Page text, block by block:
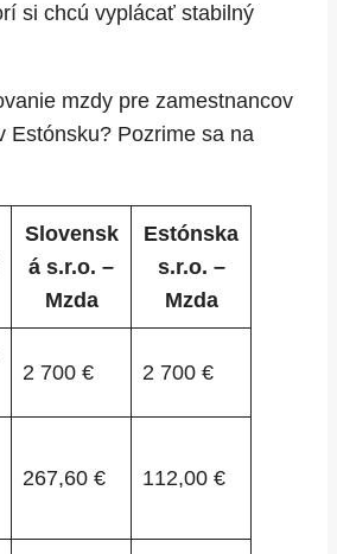
si chcú vyplácať stabilný
mzdy pre zamestnancov
Estónsku? Pozrime sa na
Slovensk
á s.r.o. –
Mzda
Estónska
s.r.o. –
Mzda
2 700 € 2 700 €
267,60 € 112,00 €